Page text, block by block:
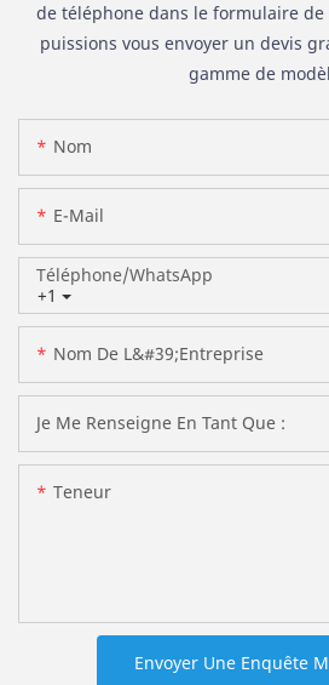
de téléphone dans le formulaire
puissions vous envoyer un devis
gamme de
Nom
E-Mail
+1
Téléphone/WhatsApp
Nom De L&#39;entreprise
Je Me Renseigne En Tant Que :
Teneur
Envoyer Une Enquête